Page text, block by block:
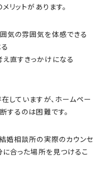
リットがあります。
気の雰囲気を体感できる
直すきっかけになる
していますが、ホームペー
するのは困難です。
婚相談所の実際のカウンセ
合った場所を見つけるこ